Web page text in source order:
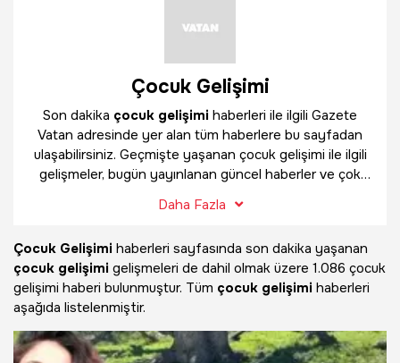
Çocuk Gelişimi
Son dakika çocuk gelişimi haberleri ile ilgili Gazete
Vatan adresinde yer alan tüm haberlere bu sayfadan
ulaşabilirsiniz. Geçmişte yaşanan çocuk gelişimi ile ilgili
gelişmeler, bugün yayınlanan güncel haberler ve çok
bulabilirsiniz.
Daha Fazla
Çocuk Gelişimi haberleri sayfasında son dakika yaşanan
çocuk gelişimi gelişmeleri de dahil olmak üzere 1.086 çocuk
gelişimi haberi bulunmuştur. Tüm çocuk gelişimi haberleri
aşağıda listelenmiştir.